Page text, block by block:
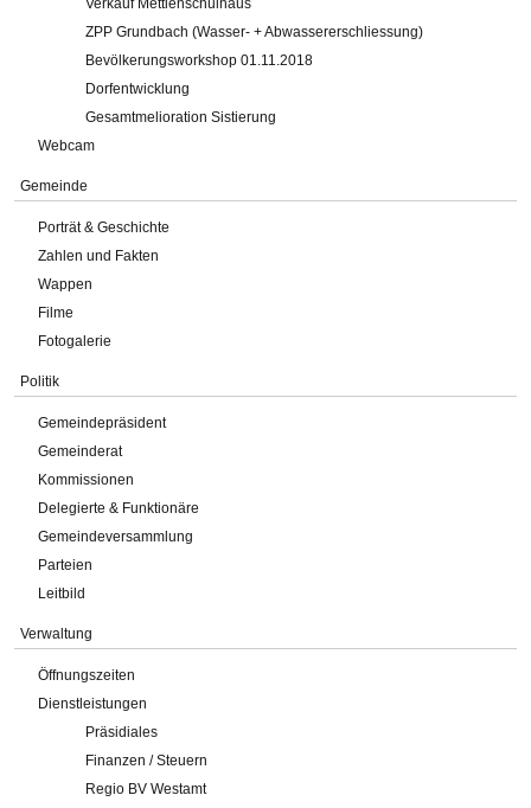
Verkauf Mettlenschulhaus
ZPP Grundbach (Wasser- + Abwassererschliessung)
Bevölkerungsworkshop 01.11.2018
Dorfentwicklung
Gesamtmelioration Sistierung
Webcam
Gemeinde
Porträt & Geschichte
Zahlen und Fakten
Wappen
Filme
Fotogalerie
Politik
Gemeindepräsident
Gemeinderat
Kommissionen
Delegierte & Funktionäre
Gemeindeversammlung
Parteien
Leitbild
Verwaltung
Öffnungszeiten
Dienstleistungen
Präsidiales
Finanzen / Steuern
Regio BV Westamt